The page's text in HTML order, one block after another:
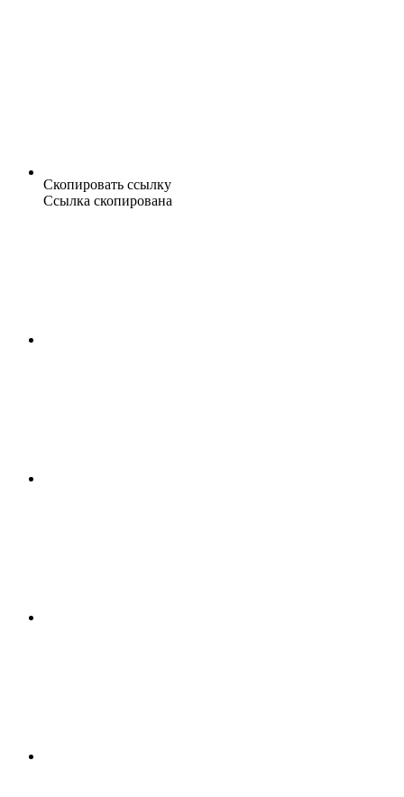
Скопировать ссылку
Ссылка скопирована